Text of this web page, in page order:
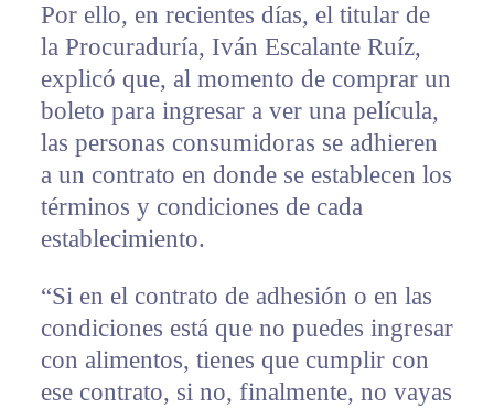
Por ello, en recientes días, el titular de
la Procuraduría, Iván Escalante Ruíz,
explicó que, al momento de comprar un
boleto para ingresar a ver una película,
las personas consumidoras se adhieren
a un contrato en donde se establecen los
términos y condiciones de cada
establecimiento.
“Si en el contrato de adhesión o en las
condiciones está que no puedes ingresar
con alimentos, tienes que cumplir con
ese contrato, si no, finalmente, no vayas